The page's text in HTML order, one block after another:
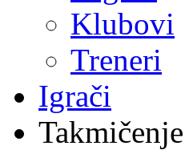
Klubovi
Treneri
Igrači
Takmičenje